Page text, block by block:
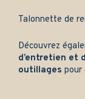
Talonnette de
Découvrez
d’entretien et
outillages pour